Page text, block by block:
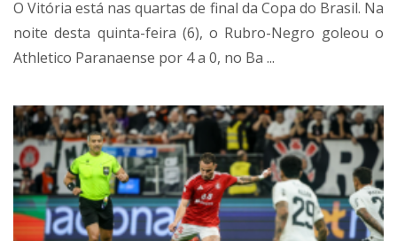
O Vitória está nas quartas de final da Copa do Brasil. Na
noite desta quinta-feira (6), o Rubro-Negro goleou o
Athletico Paranaense por 4 a 0, no Ba ...